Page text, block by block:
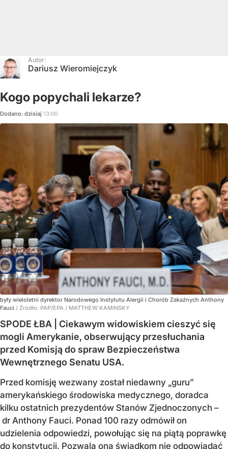
Autor:
Dariusz Wieromiejczyk
Kogo popychali lekarze?
Dodano: dzisiaj 13:00
były wieloletni dyrektor Narodowego Instytutu Alergii i Chorób Zakaźnych Anthony
Fauci / Źródło: PAP/EPA / MATTHEW KAMINSKY
SPODE ŁBA | Ciekawym widowiskiem cieszyć się
mogli Amerykanie, obserwujący przesłuchania
przed Komisją do spraw Bezpieczeństwa
Wewnętrznego Senatu USA.
Przed komisję wezwany został niedawny „guru”
amerykańskiego środowiska medycznego, doradca
kilku ostatnich prezydentów Stanów Zjednoczonych –
dr Anthony Fauci. Ponad 100 razy odmówił on
udzielenia odpowiedzi, powołując się na piątą poprawkę
do konstytucji. Pozwala ona świadkom nie odpowiadać